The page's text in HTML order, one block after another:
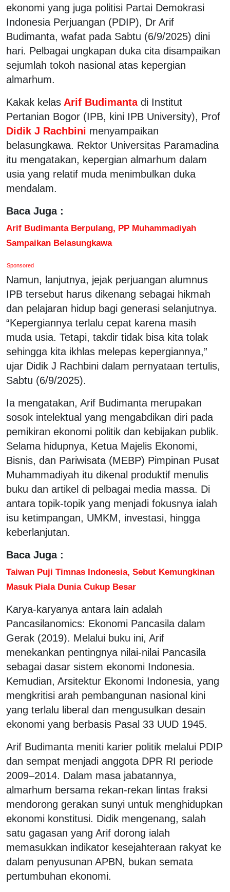
ekonomi yang juga politisi Partai Demokrasi
Indonesia Perjuangan (PDIP), Dr Arif
Budimanta, wafat pada Sabtu (6/9/2025) dini
hari. Pelbagai ungkapan duka cita disampaikan
sejumlah tokoh nasional atas kepergian
almarhum.
Kakak kelas Arif Budimanta di Institut
Pertanian Bogor (IPB, kini IPB University), Prof
Didik J Rachbini menyampaikan
belasungkawa. Rektor Universitas Paramadina
itu mengatakan, kepergian almarhum dalam
usia yang relatif muda menimbulkan duka
mendalam.
Baca Juga :
Arif Budimanta Berpulang, PP Muhammadiyah
Sampaikan Belasungkawa
Sponsored
Namun, lanjutnya, jejak perjuangan alumnus
IPB tersebut harus dikenang sebagai hikmah
dan pelajaran hidup bagi generasi selanjutnya.
“Kepergiannya terlalu cepat karena masih
muda usia. Tetapi, takdir tidak bisa kita tolak
sehingga kita ikhlas melepas kepergiannya,”
ujar Didik J Rachbini dalam pernyataan tertulis,
Sabtu (6/9/2025).
Ia mengatakan, Arif Budimanta merupakan
sosok intelektual yang mengabdikan diri pada
pemikiran ekonomi politik dan kebijakan publik.
Selama hidupnya, Ketua Majelis Ekonomi,
Bisnis, dan Pariwisata (MEBP) Pimpinan Pusat
Muhammadiyah itu dikenal produktif menulis
buku dan artikel di pelbagai media massa. Di
antara topik-topik yang menjadi fokusnya ialah
isu ketimpangan, UMKM, investasi, hingga
keberlanjutan.
Baca Juga :
Taiwan Puji Timnas Indonesia, Sebut Kemungkinan
Masuk Piala Dunia Cukup Besar
Karya-karyanya antara lain adalah
Pancasilanomics: Ekonomi Pancasila dalam
Gerak (2019). Melalui buku ini, Arif
menekankan pentingnya nilai-nilai Pancasila
sebagai dasar sistem ekonomi Indonesia.
Kemudian, Arsitektur Ekonomi Indonesia, yang
mengkritisi arah pembangunan nasional kini
yang terlalu liberal dan mengusulkan desain
ekonomi yang berbasis Pasal 33 UUD 1945.
Arif Budimanta meniti karier politik melalui PDIP
dan sempat menjadi anggota DPR RI periode
2009–2014. Dalam masa jabatannya,
almarhum bersama rekan-rekan lintas fraksi
mendorong gerakan sunyi untuk menghidupkan
ekonomi konstitusi. Didik mengenang, salah
satu gagasan yang Arif dorong ialah
memasukkan indikator kesejahteraan rakyat ke
dalam penyusunan APBN, bukan semata
pertumbuhan ekonomi.